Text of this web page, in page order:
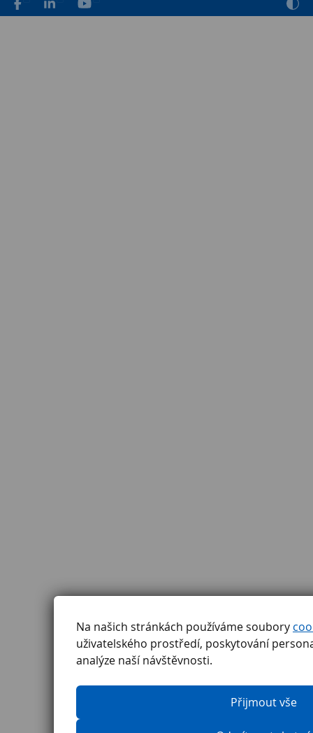
Na našich stránkách používáme soubory
uživatelského prostředí, poskytování
analýze naší návštěvnosti.
Přijmout vše